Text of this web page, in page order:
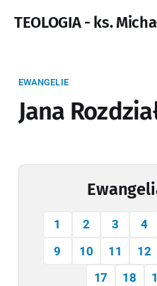
TEOLOGIA - ks.
EWANGELIE
Jana
1 2 3 4
9
10 11 12
17
18